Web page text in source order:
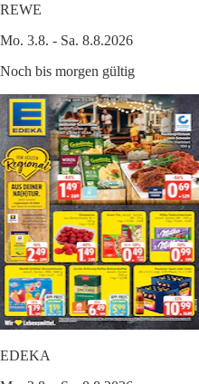
REWE
Mo. 3.8. - Sa. 8.8.2026
Noch bis morgen gültig
EDEKA